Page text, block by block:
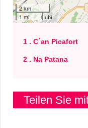
2 km
1 mi
1 . C´an Picafort
2 . Na Patana
Teilen Sie